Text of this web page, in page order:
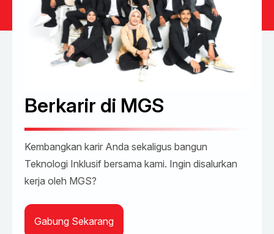
Berkarir di MGS
Kembangkan karir Anda sekaligus bangun
Teknologi Inklusif bersama kami. Ingin disalurkan
kerja oleh MGS?
Gabung Sekarang